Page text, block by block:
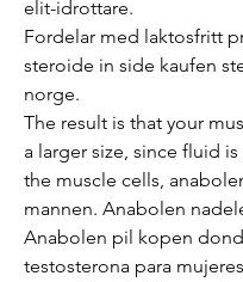
elit-idrottare.
Fordelar med laktosfritt
steroide in side kaufen
norge.
The result is that your
a larger size, since fluid
the muscle cells,
mannen. Anabolen
Anabolen pil kopen
testosterona para